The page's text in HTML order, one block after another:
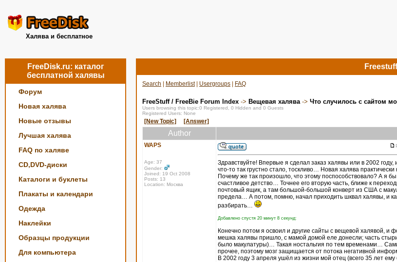
Халява и бесплатное
FreeDisk.ru: каталог
бесплатной халявы
Форум
Новая халява
Новые отзывы
Лучшая халява
FAQ по халяве
CD,DVD-диски
Каталоги и буклеты
Плакаты и календари
Одежда
Наклейки
Образцы продукции
Для компьютера
Search Memberlist| Usergroups FAQ
FreeStuff / FreeBie Forum Index -> Вещевая халява-> Что случилось с сайтом
Users browsing this topic:0 Registered, 0 Hidden and 0 Guests
Registered Users: None
[New Topic] [Answer]
Author
WAPS
Age: 37
Gender:
Joined: 19 Oct 2008
Posts: 13
Location: Москва
Здравствуйте! Впервые я сделал заказ халявы или в 2002
что-то так грустно стало, тоскливо… Новая халява
Почему же так произошло, что этому поспособствовало? А я
счастливое детство… Точнее его вторую часть, ближе к
почтовый ящик, а там большой-большой конверт из США с
предела… А потом, помню, начал приходить шквал халявы, и
разбирать…
Добавлено спустя 20 минут 8 секунд:
Конечно потом я освоил и другие сайты с вещевой халявой, и
мешка халявы пришло, с мамой домой еле донесли; часть
было макулатуры)… Такая ностальгия по тем временами…
прочее, поэтому мозг защищается от потока негативной
В 2002 году 3 апреля ушёл из жизни мой отец (всего 35 лет